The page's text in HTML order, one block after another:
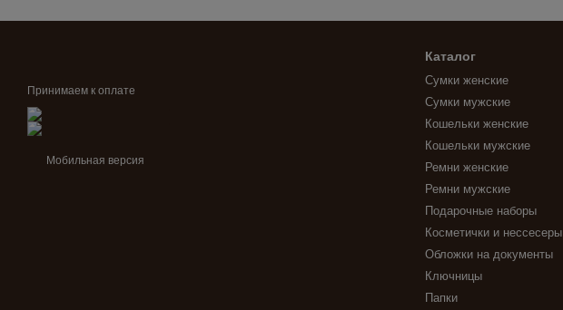
Принимаем к оплате
Мобильная версия
Каталог
Сумки женские
Сумки мужские
Кошельки женские
Кошельки мужские
Ремни женские
Ремни мужские
Подарочные наборы
Косметички и нессесеры
Обложки на документы
Ключницы
Папки